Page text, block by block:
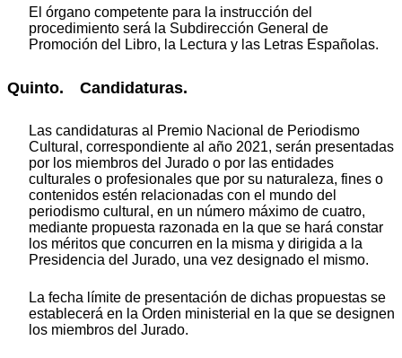
El órgano competente para la instrucción del
procedimiento será la Subdirección General de
Promoción del Libro, la Lectura y las Letras Españolas.
Quinto. Candidaturas.
Las candidaturas al Premio Nacional de Periodismo
Cultural, correspondiente al año 2021, serán presentadas
por los miembros del Jurado o por las entidades
culturales o profesionales que por su naturaleza, fines o
contenidos estén relacionadas con el mundo del
periodismo cultural, en un número máximo de cuatro,
mediante propuesta razonada en la que se hará constar
los méritos que concurren en la misma y dirigida a la
Presidencia del Jurado, una vez designado el mismo.
La fecha límite de presentación de dichas propuestas se
establecerá en la Orden ministerial en la que se designen
los miembros del Jurado.